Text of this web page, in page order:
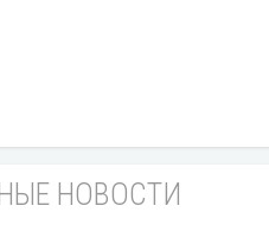
НОВОСТИ